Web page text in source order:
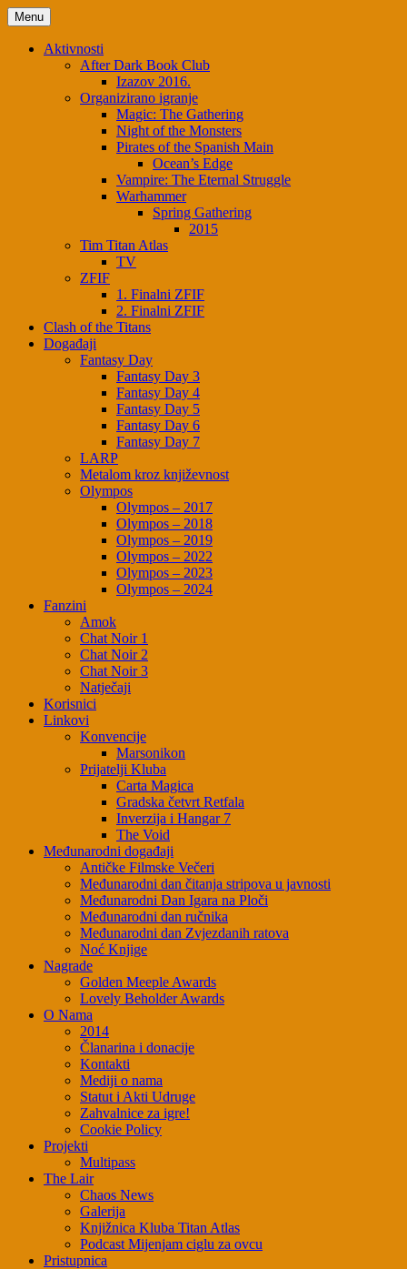
Skip
to
content
Menu
Aktivnosti
After Dark Book Club
Izazov 2016.
Organizirano igranje
Magic: The Gathering
Night of the Monsters
Pirates of the Spanish Main
Ocean’s Edge
Vampire: The Eternal Struggle
Warhammer
Spring Gathering
2015
Tim Titan Atlas
TV
ZFIF
1. Finalni ZFIF
2. Finalni ZFIF
Clash of the Titans
Događaji
Fantasy Day
Fantasy Day 3
Fantasy Day 4
Fantasy Day 5
Fantasy Day 6
Fantasy Day 7
LARP
Metalom kroz književnost
Olympos
Olympos – 2017
Olympos – 2018
Olympos – 2019
Olympos – 2022
Olympos – 2023
Olympos – 2024
Fanzini
Amok
Chat Noir 1
Chat Noir 2
Chat Noir 3
Natječaji
Korisnici
Linkovi
Konvencije
Marsonikon
Prijatelji Kluba
Carta Magica
Gradska četvrt Retfala
Inverzija i Hangar 7
The Void
Međunarodni događaji
Antičke Filmske Večeri
Međunarodni dan čitanja stripova u javnosti
Međunarodni Dan Igara na Ploči
Međunarodni dan ručnika
Međunarodni dan Zvjezdanih ratova
Noć Knjige
Nagrade
Golden Meeple Awards
Lovely Beholder Awards
O Nama
2014
Članarina i donacije
Kontakti
Mediji o nama
Statut i Akti Udruge
Zahvalnice za igre!
Cookie Policy
Projekti
Multipass
The Lair
Chaos News
Galerija
Knjižnica Kluba Titan Atlas
Podcast Mijenjam ciglu za ovcu
Pristupnica